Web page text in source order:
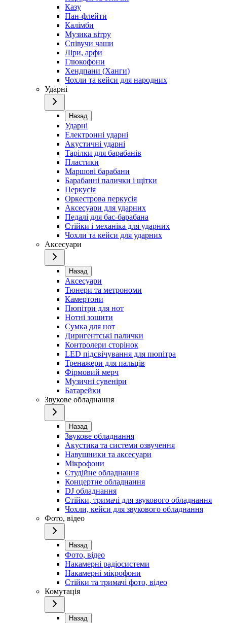
Казу
Пан-флейти
Калімби
Музика вітру
Співучи чаши
Ліри, арфи
Глюкофони
Хендпани (Ханги)
Чохли та кейси для народних
Ударні
Назад
Ударні
Електронні ударні
Акустичні ударні
Тарілки для барабанів
Пластики
Маршові барабани
Барабанні палички і щітки
Перкусія
Оркестрова перкусія
Аксесуари для ударних
Педалі для бас-барабана
Стійки і механіка для ударних
Чохли та кейси для ударних
Аксесуари
Назад
Аксесуари
Тюнери та метрономи
Камертони
Пюпітри для нот
Нотні зошити
Сумка для нот
Диригентські палички
Контролери сторінок
LED підсвічування для пюпітра
Тренажери для пальців
Фірмовий мерч
Музичні сувеніри
Батарейки
Звукове обладнання
Назад
Звукове обладнання
Акустика та системи озвучення
Навушники та аксесуари
Мікрофони
Студійне обладнання
Концертне обладнання
DJ обладнання
Стійки, тримачі для звукового обладнання
Чохли, кейси для звукового обладнання
Фото, відео
Назад
Фото, відео
Накамерні радіосистеми
Накамерні мікрофони
Стійки та тримачі фото, відео
Комутація
Назад